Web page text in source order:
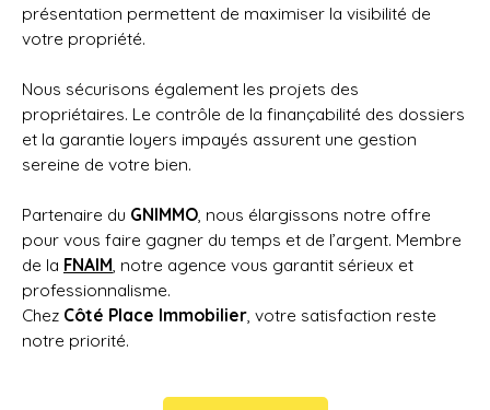
présentation permettent de maximiser la visibilité de
votre propriété.
Nous sécurisons également les projets des
propriétaires. Le contrôle de la finançabilité des dossiers
et la garantie loyers impayés assurent une gestion
sereine de votre bien.
Partenaire du GNIMMO , nous élargissons notre offre
pour vous faire gagner du temps et de l’argent. Membre
de la FNAIM , notre agence vous garantit sérieux et
professionnalisme.
Chez Côté Place Immobilier , votre satisfaction reste
notre priorité.